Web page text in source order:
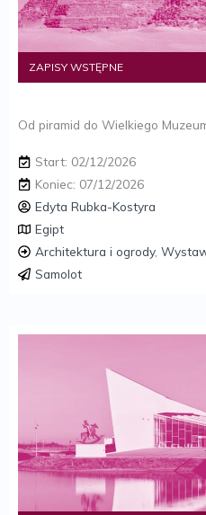
ZAPISY WSTĘPNE
Od piramid do Wielkiego
Start: 02/12/2026
Koniec: 07/12/2026
Edyta Rubka-Kostyra
Egipt
Architektura i ogrody,
Samolot